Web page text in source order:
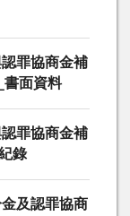
罪協商金補
書面資料
罪協商金補
錄
及認罪協商